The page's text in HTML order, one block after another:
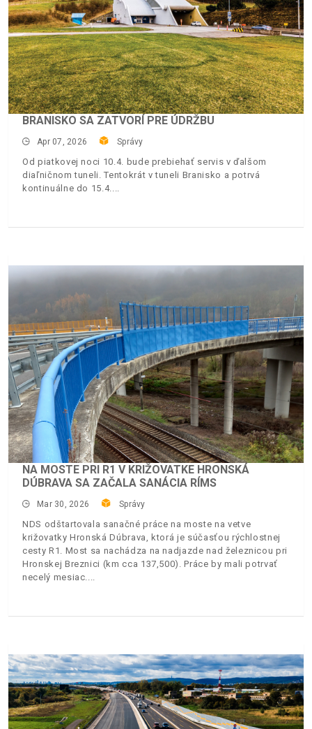
BRANISKO SA ZATVORÍ PRE ÚDRŽBU
Apr 07, 2026 Správy
Od piatkovej noci 10.4. bude prebiehať servis v ďalšom
diaľničnom tuneli. Tentokrát v tuneli Branisko a potrvá
kontinuálne do 15.4.
NA MOSTE PRI R1 V KRIŽOVATKE HRONSKÁ
DÚBRAVA SA ZAČALA SANÁCIA RÍMS
Mar 30, 2026 Správy
NDS odštartovala sanačné práce na moste na vetve
križovatky Hronská Dúbrava, ktorá je súčasťou rýchlostnej
cesty R1. Most sa nachádza na nadjazde nad železnicou pri
Hronskej Breznici (km cca 137,500). Práce by mali potrvať
necelý mesiac.